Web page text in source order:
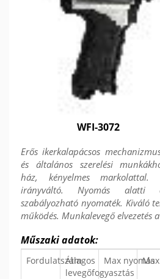
WFI-3072
Erős ikerkalapácsos
és általános szerelési
ház, kényelmes markolattal.
irányváltó. Nyomás alatti
szabályozható nyomaték. Kiváló
működés. Munkalevegő elvezetés
Műszaki adatok:
FordulatszámÁtlagos
levegőfogyasztás
Max nyomás